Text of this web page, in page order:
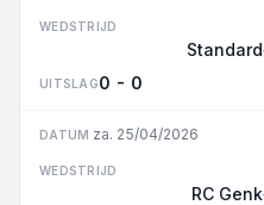
WEDSTRIJD
Standard
UITSLAG0 - 0
DATUM za. 25/04/2026
WEDSTRIJD
RC Genk